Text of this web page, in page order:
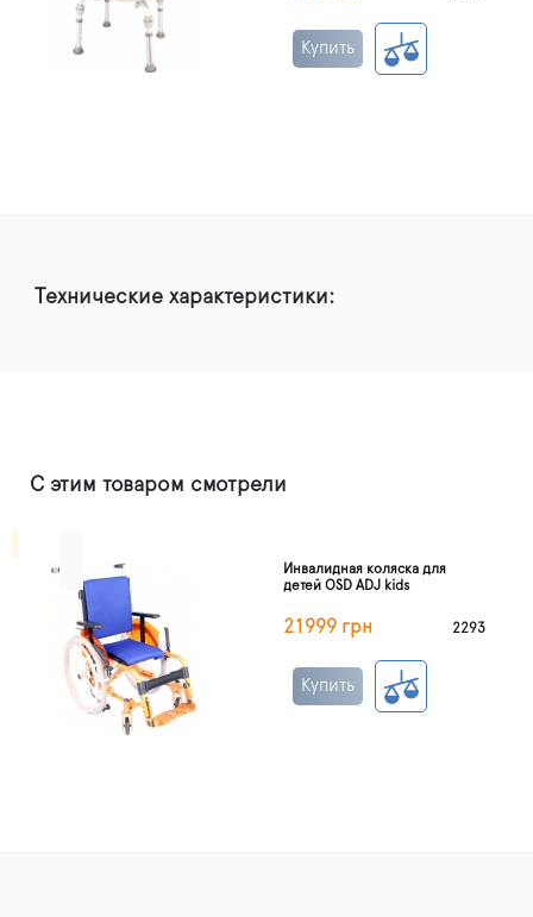
Купить
Технические характеристики:
С этим товаром смотрели
Инвалидная коляска для
детей OSD ADJ kids
21999 грн 2293
Купить